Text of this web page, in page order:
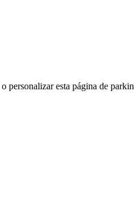
personalizar esta página de